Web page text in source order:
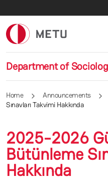
Department of
Home Announcements
Sınavları Takvimi Hakkında
2025-2026
Bütünleme
Hakkında